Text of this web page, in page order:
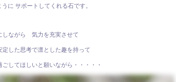
に サポートしてくれる石です。
しながら 気力を充実させて
した思考で凛とした趣を持って
してほしいと願いながら・・・・・